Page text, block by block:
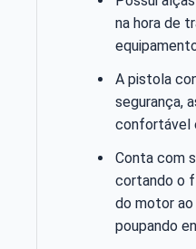
na hora de
A pistola
segurança,
confortável
Conta com
cortando o
do motor
poupando